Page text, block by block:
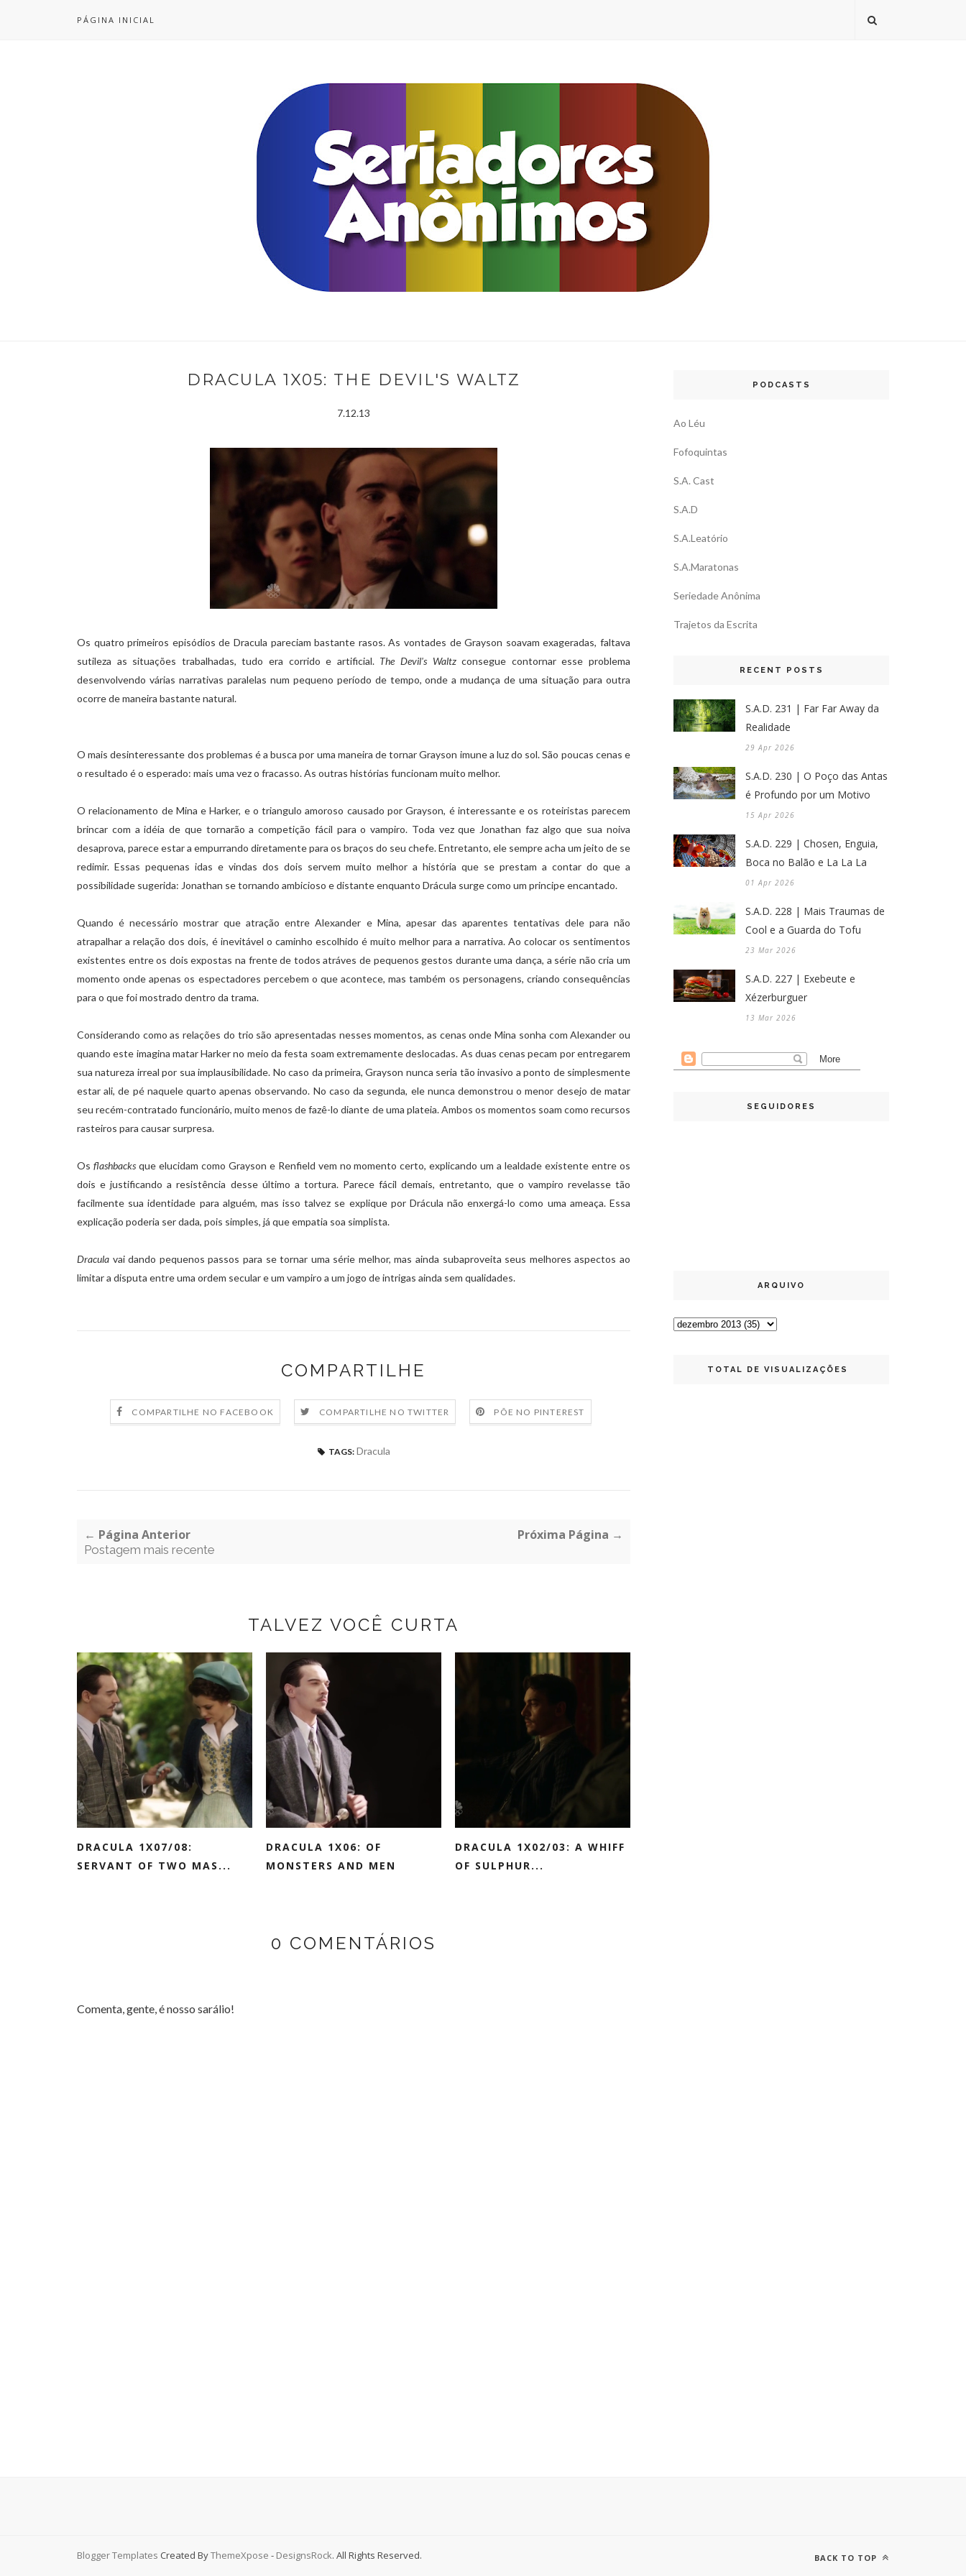
PÁGINA INICIAL
DRACULA 1X05: THE DEVIL'S WALTZ
7.12.13
Os quatro primeiros episódios de Dracula pareciam bastante rasos. As vontades de Grayson soavam exageradas, faltava
sutileza as situações trabalhadas, tudo era corrido e artificial. The Devil's Waltzconsegue contornar esse problema
desenvolvendo várias narrativas paralelas num pequeno período de tempo, onde a mudança de uma situação para outra
ocorre de maneira bastante natural.
O mais desinteressante dos problemas é a busca por uma maneira de tornar Grayson imune a luz do sol. São poucas cenas e
o resultado é o esperado: mais uma vez o fracasso. As outras histórias funcionam muito melhor.
O relacionamento de Mina e Harker, e o triangulo amoroso causado por Grayson, é interessante e os roteiristas parecem
brincar com a idéia de que tornarão a competição fácil para o vampiro. Toda vez que Jonathan faz algo que sua noiva
desaprova, parece estar a empurrando diretamente para os braços do seu chefe. Entretanto, ele sempre acha um jeito de se
redimir. Essas pequenas idas e vindas dos dois servem muito melhor a história que se prestam a contar do que a
possibilidade sugerida: Jonathan se tornando ambicioso e distante enquanto Drácula surge como um principe encantado.
Quando é necessário mostrar que atração entre Alexander e Mina, apesar das aparentes tentativas dele para não
atrapalhar a relação dos dois, é inevitável o caminho escolhido é muito melhor para a narrativa. Ao colocar os sentimentos
existentes entre os dois expostas na frente de todos atráves de pequenos gestos durante uma dança, a série não cria um
momento onde apenas os espectadores percebem o que acontece, mas também os personagens, criando consequências
para o que foi mostrado dentro da trama.
Considerando como as relações do trio são apresentadas nesses momentos, as cenas onde Mina sonha com Alexander ou
quando este imagina matar Harker no meio da festa soam extremamente deslocadas. As duas cenas pecam por entregarem
sua natureza irreal por sua implausibilidade. No caso da primeira, Grayson nunca seria tão invasivo a ponto de simplesmente
estar ali, de pé naquele quarto apenas observando. No caso da segunda, ele nunca demonstrou o menor desejo de matar
seu recém-contratado funcionário, muito menos de fazê-lo diante de uma plateia. Ambos os momentos soam como recursos
rasteiros para causar surpresa.
Os flashbacks que elucidam como Grayson e Renfield vem no momento certo, explicando um a lealdade existente entre os
dois e justificando a resistência desse último a tortura. Parece fácil demais, entretanto, que o vampiro revelasse tão
facilmente sua identidade para alguém, mas isso talvez se explique por Drácula não enxergá-lo como uma ameaça. Essa
explicação poderia ser dada, pois simples, já que empatia soa simplista.
Dracula vai dando pequenos passos para se tornar uma série melhor, mas ainda subaproveita seus melhores aspectos ao
limitar a disputa entre uma ordem secular e um vampiro a um jogo de intrigas ainda sem qualidades.
COMPARTILHE
COMPARTILHE NO FACEBOOK COMPARTILHE NO TWITTER PÕE NO PINTEREST
TAGS: Dracula
← Página Anterior
Postagem mais recente
Próxima Página →
TALVEZ VOCÊ CURTA
DRACULA 1X07/08:
SERVANT OF TWO MAS...
DRACULA 1X06: OF
MONSTERS AND MEN
DRACULA 1X02/03: A WHIFF
OF SULPHUR...
0 COMENTÁRIOS
Comenta, gente, é nosso sarálio!
PODCASTS
Ao Léu
Fofoquintas
S.A. Cast
S.A.D
S.A.Leatório
S.A.Maratonas
Seriedade Anônima
Trajetos da Escrita
RECENT POSTS
S.A.D. 231 | Far Far Away da
Realidade
29 Apr 2026
S.A.D. 230 | O Poço das Antas
é Profundo por um Motivo
15 Apr 2026
S.A.D. 229 | Chosen, Enguia,
Boca no Balão e La La La
01 Apr 2026
S.A.D. 228 | Mais Traumas de
Cool e a Guarda do Tofu
23 Mar 2026
S.A.D. 227 | Exebeute e
Xézerburguer
13 Mar 2026
SEGUIDORES
ARQUIVO
TOTAL DE VISUALIZAÇÕES
Blogger Templates Created ByThemeXpose - DesignsRock. All Rights Reserved. BACK TO TOP